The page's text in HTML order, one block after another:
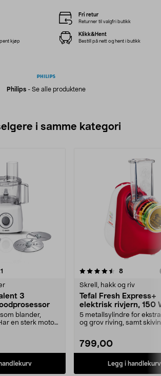
Philips - Se alle produktene
Fri retur
Returner til valgfri butikk
kjøp
Klikk&Hent
Bestill på nett og hent i butikk
i samme kategori
3
blander,
en sterk motor
8anmeldelser
Skrell, hakk og riv
Tefal Fresh Express+
elektrisk rivjern, 150
5 metallsylindre for
og grov riving, samt
799,00
Legg i handlekurv
4.0 av 5 stjerner